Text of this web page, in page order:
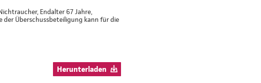
Endalter 67 Jahre,
der Überschussbeteiligung kann für die
Herunterladen